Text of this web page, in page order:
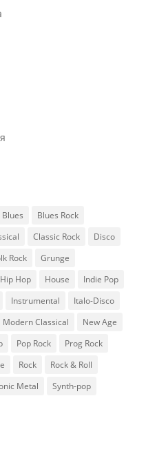
Blues
Blues Rock
Classic Rock
Disco
Rock
Grunge
Hip Hop House
Indie Pop
Instrumental
Italo-Disco
Modern Classical
New Age
Pop Rock
Prog Rock
Rock
Rock & Roll
Metal
Synth-pop